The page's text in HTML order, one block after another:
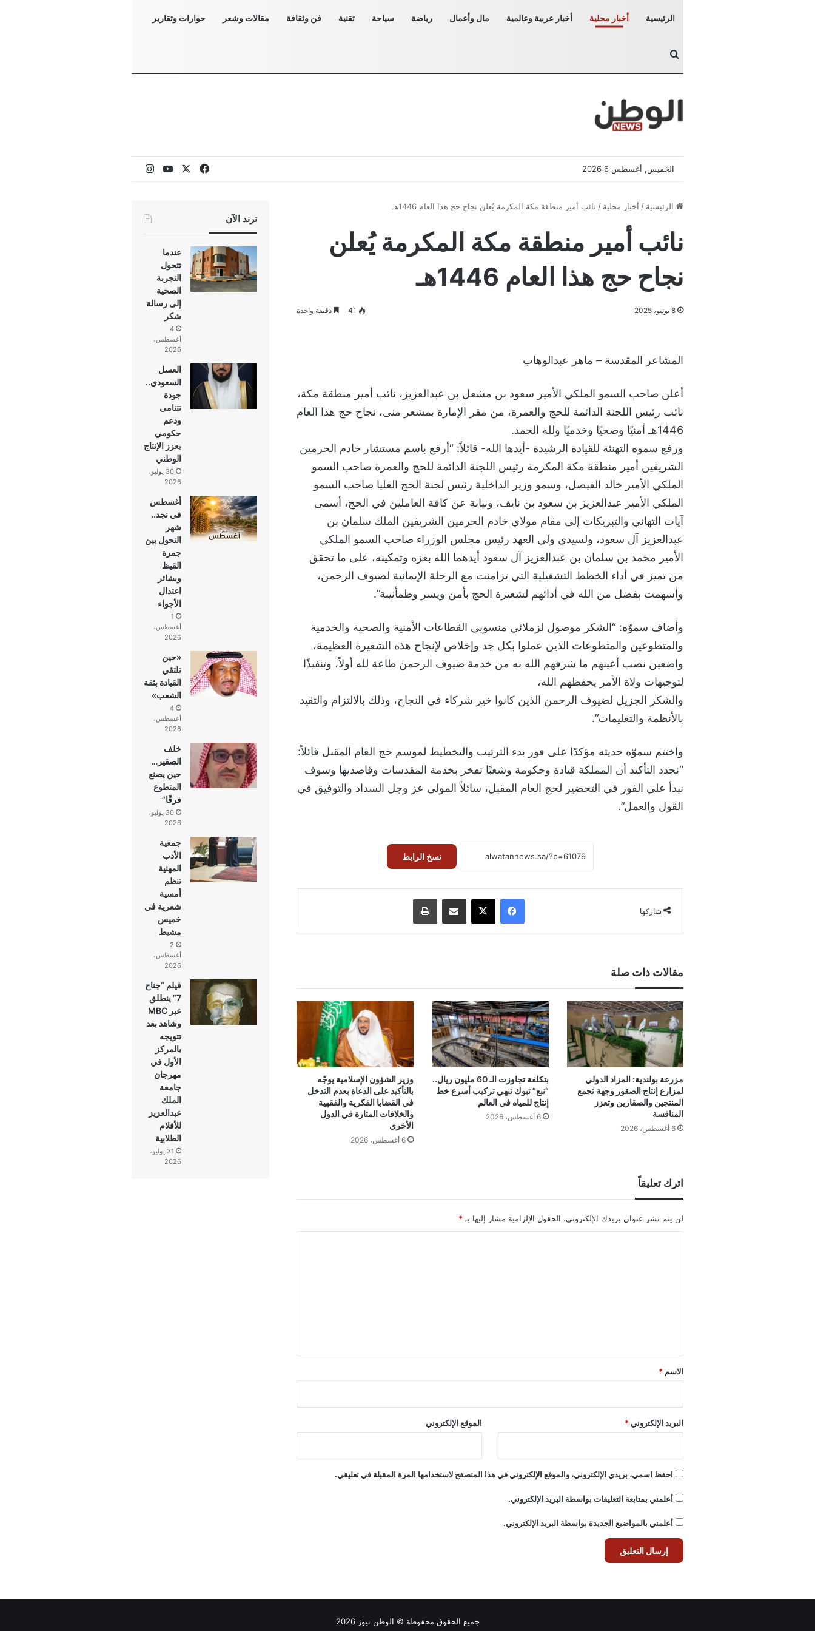
الرئيسية أخبار محلية أخبار عربية وعالمية مال وأعمال رياضة سياحة تقنية فن وثقافة مقالات وشعر حوارات وتقارير
بحث عن
الخميس, أغسطس 6 2026 فيسبوك ‫YouTubeانستقرام
الرئيسية / أخبار محلية / نائب أمير منطقة مكة المكرمة يُعلن نجاح حج هذا العام 1446هـ
نائب أمير منطقة مكة المكرمة يُعلن
نجاح حج هذا العام 1446هـ
8 يونيو، 2025 41 دقيقة واحدة
المشاعر المقدسة – ماهر عبدالوهاب
أعلن صاحب السمو الملكي الأمير سعود بن مشعل بن عبدالعزيز، نائب أمير منطقة مكة،
نائب رئيس اللجنة الدائمة للحج والعمرة، من مقر الإمارة بمشعر منى، نجاح حج هذا العام
1446هـ أمنيًا وصحيًا وخدميًا ولله الحمد.
ورفع سموه التهنئة للقيادة الرشيدة -أيدها الله- قائلاً: “أرفع باسم مستشار خادم الحرمين
الشريفين أمير منطقة مكة المكرمة رئيس اللجنة الدائمة للحج والعمرة صاحب السمو
الملكي الأمير خالد الفيصل، وسمو وزير الداخلية رئيس لجنة الحج العليا صاحب السمو
الملكي الأمير عبدالعزيز بن سعود بن نايف، ونيابة عن كافة العاملين في الحج، أسمى
آيات التهاني والتبريكات إلى مقام مولاي خادم الحرمين الشريفين الملك سلمان بن
عبدالعزيز آل سعود، ولسيدي ولي العهد رئيس مجلس الوزراء صاحب السمو الملكي
الأمير محمد بن سلمان بن عبدالعزيز آل سعود أيدهما الله بعزه وتمكينه، على ما تحقق
من تميز في أداء الخطط التشغيلية التي تزامنت مع الرحلة الإيمانية لضيوف الرحمن،
وأسهمت بفضل من الله في أدائهم لشعيرة الحج بأمن ويسر وطمأنينة”.
وأضاف سموّه: “الشكر موصول لزملائي منسوبي القطاعات الأمنية والصحية والخدمية
والمتطوعين والمتطوعات الذين عملوا بكل جد وإخلاص لإنجاح هذه الشعيرة العظيمة،
واضعين نصب أعينهم ما شرفهم الله به من خدمة ضيوف الرحمن طاعة لله أولاً، وتنفيذًا
لتوجيهات ولاة الأمر يحفظهم الله،
والشكر الجزيل لضيوف الرحمن الذين كانوا خير شركاء في النجاح، وذلك بالالتزام والتقيد
بالأنظمة والتعليمات”.
واختتم سموّه حديثه مؤكدًا على فور بدء الترتيب والتخطيط لموسم حج العام المقبل قائلاً:
“نجدد التأكيد أن المملكة قيادة وحكومة وشعبًا تفخر بخدمة المقدسات وقاصديها وسوف
نبدأ على الفور في التحضير لحج العام المقبل، سائلاً المولى عز وجل السداد والتوفيق في
القول والعمل”.
نسخ الرابط
شاركها
فيسبوك ‫X مشاركة عبر البريد طباعة
مقالات ذات صلة
مزرعة بولندية: المزاد الدولي
لمزارع إنتاج الصقور وجهة تجمع
المنتجين والصقارين وتعزز
المنافسة
6 أغسطس، 2026
بتكلفة تجاوزت الـ 60 مليون ريال..
“نبع” تبوك تنهي تركيب أسرع خط
إنتاج للمياه في العالم
6 أغسطس، 2026
وزير الشؤون الإسلامية يوجّه
بالتأكيد على الدعاة بعدم التدخل
في القضايا الفكرية والفقهية
والخلافات المثارة في الدول
الأخرى
6 أغسطس، 2026
اترك تعليقاً
لن يتم نشر عنوان بريدك الإلكتروني. الحقول الإلزامية مشار إليها بـ *
*
الاسم *
البريد الإلكتروني* الموقع الإلكتروني
احفظ اسمي، بريدي الإلكتروني، والموقع الإلكتروني في هذا المتصفح لاستخدامها المرة المقبلة في تعليقي.
أعلمني بمتابعة التعليقات بواسطة البريد الإلكتروني.
أعلمني بالمواضيع الجديدة بواسطة البريد الإلكتروني.
ترند الآن
عندما
تتحول
التجربة
الصحية
إلى رسالة
شكر
4
أغسطس،
2026
العسل
السعودي..
جودة
تتنامى
ودعم
حكومي
يعزز الإنتاج
الوطني
30 يوليو،
2026
أغسطس
في نجد..
شهر
التحول بين
جمرة
القيظ
وبشائر
اعتدال
الأجواء
1
أغسطس،
2026
«حين
تلتقي
القيادة بثقة
الشعب»
4
أغسطس،
2026
خلف
الصقير…
حين يصنع
المتطوع
فرقًا”
30 يوليو،
2026
جمعية
الأدب
المهنية
تنظم
أمسية
شعرية في
خميس
مشيط
2
أغسطس،
2026
فيلم “جناح
7” ينطلق
عبر MBC
وشاهد بعد
تتويجه
بالمركز
الأول في
مهرجان
جامعة
الملك
عبدالعزيز
للأفلام
الطلابية
31 يوليو،
2026
جميع الحقوق محفوظة © الوطن نيوز 2026